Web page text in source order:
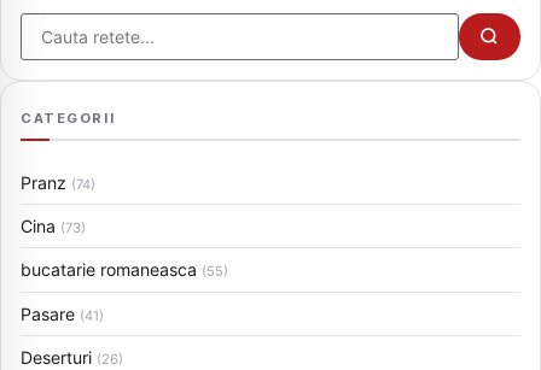
Cauta
CATEGORII
Pranz (74)
Cina (73)
bucatarie romaneasca (55)
Pasare (41)
Deserturi (26)